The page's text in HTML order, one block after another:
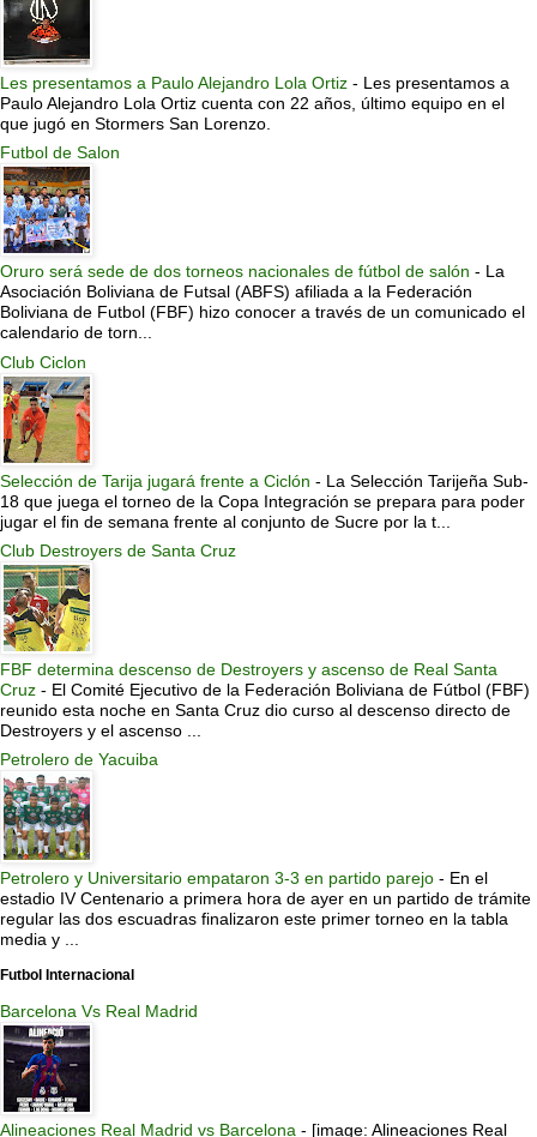
Les presentamos a Paulo Alejandro Lola Ortiz - Les presentamos a
Paulo Alejandro Lola Ortiz cuenta con 22 años, último equipo en el
que jugó en Stormers San Lorenzo.
Futbol de Salon
Oruro será sede de dos torneos nacionales de fútbol de salón - La
Asociación Boliviana de Futsal (ABFS) afiliada a la Federación
Boliviana de Futbol (FBF) hizo conocer a través de un comunicado el
calendario de torn...
Club Ciclon
Selección de Tarija jugará frente a Ciclón - La Selección Tarijeña Sub-
18 que juega el torneo de la Copa Integración se prepara para poder
jugar el fin de semana frente al conjunto de Sucre por la t...
Club Destroyers de Santa Cruz
FBF determina descenso de Destroyers y ascenso de Real Santa
Cruz - El Comité Ejecutivo de la Federación Boliviana de Fútbol (FBF)
reunido esta noche en Santa Cruz dio curso al descenso directo de
Destroyers y el ascenso ...
Petrolero de Yacuiba
Petrolero y Universitario empataron 3-3 en partido parejo - En el
estadio IV Centenario a primera hora de ayer en un partido de trámite
regular las dos escuadras finalizaron este primer torneo en la tabla
media y ...
Futbol Internacional
Barcelona Vs Real Madrid
Alineaciones Real Madrid vs Barcelona - [image: Alineaciones Real